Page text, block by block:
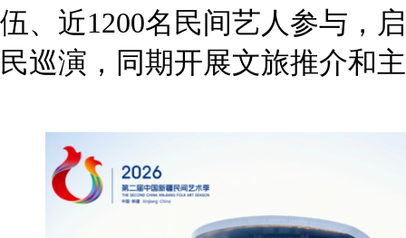
伍、近1200名民间艺人参与，
民巡演，同期开展文旅推介和